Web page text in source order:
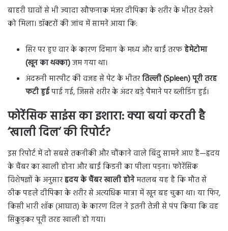
बाहरी घावों से भी ज्यादा खौफनाक मंजर दीपिका के शरीर के भीतर देखने
को मिला। डॉक्टरों की जांच में सामने आया कि:
सिर पर हुए वार के कारण दिमाग के मध्य और बाईं तरफहेमेटोमा
(खून का थक्का)जम गया था।
अंदरूनी मारपीट की वजह से पेट के भीतरतिल्ली (Spleen)पूरी तरह
फटी हुईपाई गई, जिससे शरीर के अंदर बड़े पैमाने पर ब्लीडिंग हुई।
फोरेंसिक साइंस का इशारा: क्या बयां करती है
‘खाली दिल‘की रिपोर्ट?
इस रिपोर्ट में दो सबसे तकनीकी और चौंकाने वाले बिंदु सामने आए हैं—हृदय
के चैंबर का खाली होना और बाईं किडनी का पीला पड़ना। फोरेंसिक
विशेषज्ञों के अनुसारहृदय के चैंबर खाली होनेमतलब यह है कि मौत से
ठीक पहले दीपिका के शरीर से अत्यधिक मात्रा में खून बह चुका था। या फिर,
किसी भारी शॉक (आघात) के कारण दिल ने इतनी तेजी से पंप किया कि वह
सिकुड़कर पूरी तरह खाली हो गया।